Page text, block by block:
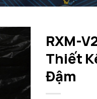
RXM-
Thiết
Đậm